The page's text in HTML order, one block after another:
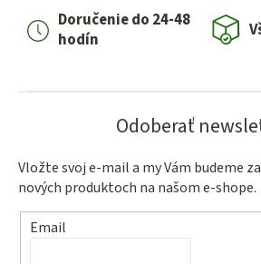
Doručenie do 24-48
hodín
Odoberať
Vložte svoj e-mail a my Vám budeme
nových produktoch na našom e-shope.
Email